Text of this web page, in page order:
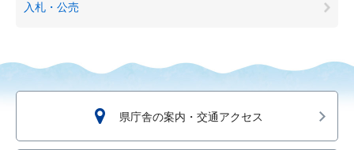
入札・公売
県庁舎の案内・交通アクセス